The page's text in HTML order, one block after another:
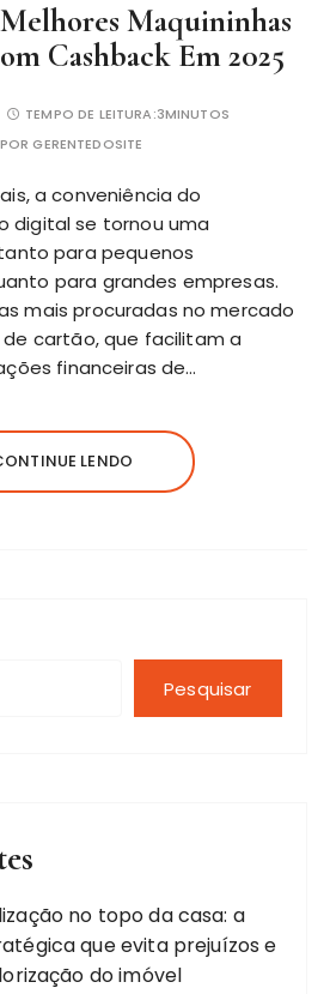
Maquininhas
Cashback Em 2025
TEMPO DE LEITURA:3MINUTOS
PORGERENTEDOSITE
a conveniência do
digital se tornou uma
para pequenos
para grandes empresas.
mais procuradas no mercado
cartão, que facilitam a
financeiras de…
LENDO
Pesquisar
no topo da casa: a
que evita prejuízos e
do imóvel